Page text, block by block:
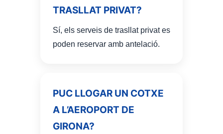
TRASLLAT PRIVAT?
Sí, els serveis de trasllat privat es
poden reservar amb antelació.
PUC LLOGAR UN COTXE
A L’AEROPORT DE
GIRONA?